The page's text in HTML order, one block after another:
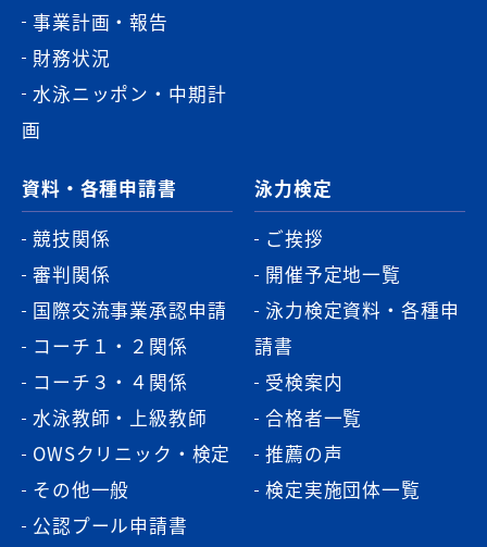
事業計画・報告
財務状況
水泳ニッポン・中期計
画
資料・各種申請書
競技関係
審判関係
国際交流事業承認申請
コーチ１・２関係
コーチ３・４関係
水泳教師・上級教師
OWSクリニック・検定
その他一般
公認プール申請書
泳力検定
ご挨拶
開催予定地一覧
泳力検定資料・各種申
請書
受検案内
合格者一覧
推薦の声
検定実施団体一覧